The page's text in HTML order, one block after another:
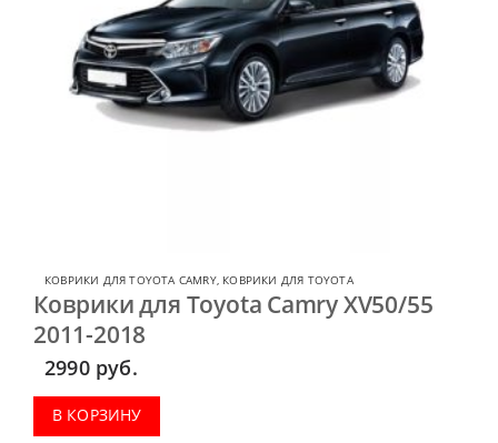
КОВРИКИ ДЛЯ TOYOTA CAMRY, КОВРИКИ ДЛЯ TOYOTA
Коврики для Toyota Camry XV50/55
2011-2018
2990 руб.
В КОРЗИНУ